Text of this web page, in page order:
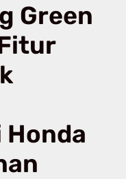
Green
Honda